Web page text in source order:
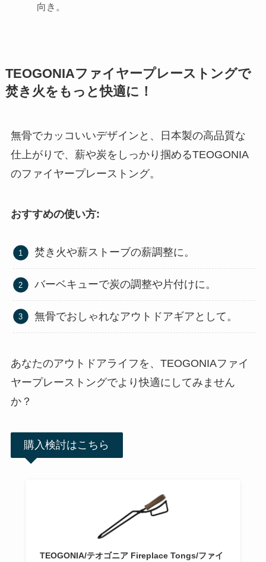
向き。
TEOGONIAファイヤープレーストングで
焚き火をもっと快適に！
無骨でカッコいいデザインと、日本製の高品質な
仕上がりで、薪や炭をしっかり掴めるTEOGONIA
のファイヤープレーストング。
おすすめの使い方:
焚き火や薪ストーブの薪調整に。
バーベキューで炭の調整や片付けに。
無骨でおしゃれなアウトドアギアとして。
あなたのアウトドアライフを、TEOGONIAファイ
ヤープレーストングでより快適にしてみません
か？
購入検討はこちら
TEOGONIA/テオゴニア Fireplace Tongs/ファイ